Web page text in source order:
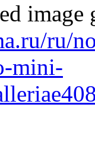
ru/
mini-